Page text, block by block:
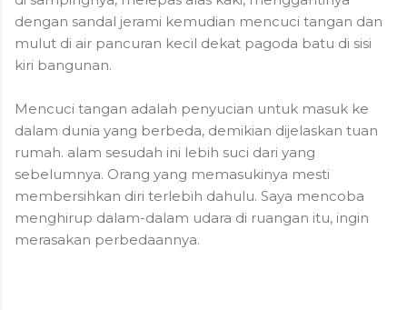
dengan sandal jerami kemudian mencuci tangan dan
mulut di air pancuran kecil dekat pagoda batu di sisi
kiri bangunan.
Mencuci tangan adalah penyucian untuk masuk ke
dalam dunia yang berbeda, demikian dijelaskan tuan
rumah. alam sesudah ini lebih suci dari yang
sebelumnya. Orang yang memasukinya mesti
membersihkan diri terlebih dahulu. Saya mencoba
menghirup dalam-dalam udara di ruangan itu, ingin
merasakan perbedaannya.